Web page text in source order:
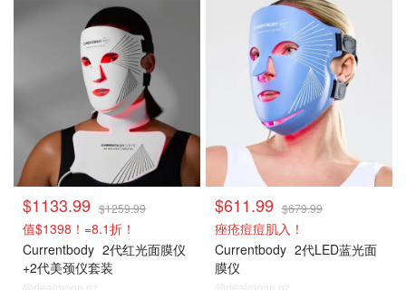
$1133.99 $1259.99
值$1398！=8.1折！
Currentbody 2代红光面膜仪
+2代美颈仪套装
@dealmoon.nz
$611.99 $679.99
痤疮痘痘肌入！
Currentbody 2代LED蓝光面
膜仪
@dealmoon.nz